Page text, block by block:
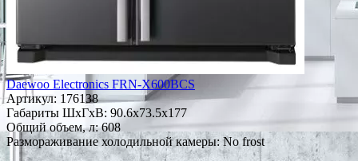
Daewoo Electronics FRN-X600BCS
Артикул: 176138
Габариты ШxГxВ: 90.6x73.5x177
Общий объем, л: 608
Размораживание холодильной камеры: No frost